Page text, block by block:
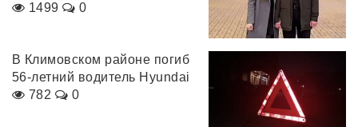
1499
0
В Климовском районе погиб
56-летний водитель Hyundai
782
0